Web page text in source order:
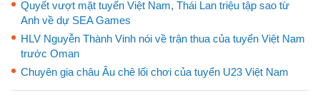
Quyết vượt mặt tuyển Việt Nam, Thái Lan triệu tập sao từ
Anh về dự SEA Games
HLV Nguyễn Thành Vinh nói về trận thua của tuyển Việt Nam
trước Oman
Chuyên gia châu Âu chê lối chơi của tuyển U23 Việt Nam